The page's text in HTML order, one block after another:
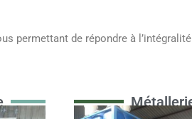
de répondre à